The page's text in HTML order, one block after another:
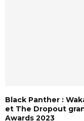
Black Panther :
et The Dropout
Awards 2023